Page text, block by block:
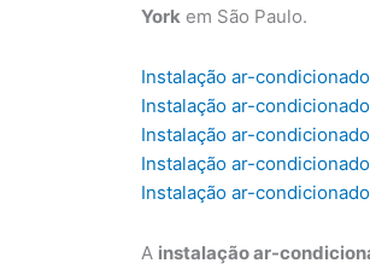
York em São Paulo.
Instalação ar-
Instalação ar-
Instalação ar-
Instalação ar-
Instalação ar-
A instalação ar-